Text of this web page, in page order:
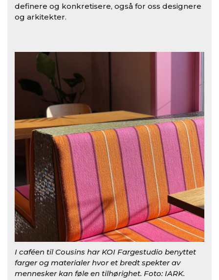
definere og konkretisere, også for oss designere
og arkitekter.
I caféen til Cousins har KOI Fargestudio benyttet
farger og materialer hvor et bredt spekter av
mennesker kan føle en tilhørighet. Foto: IARK.